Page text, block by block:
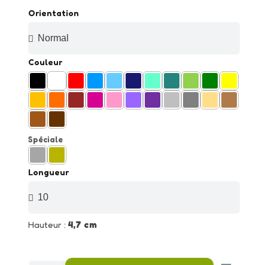
Orientation
Couleur
Spéciale
Longueur
Hauteur : 4,7 cm